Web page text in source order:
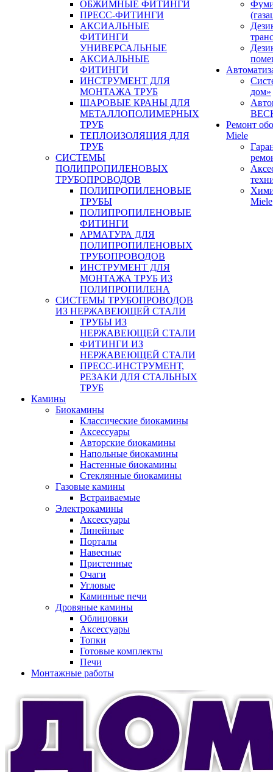
ОБЖИМНЫЕ ФИТИНГИ
ПРЕСС-ФИТИНГИ
АКСИАЛЬНЫЕ
ФИТИНГИ
УНИВЕРСАЛЬНЫЕ
АКСИАЛЬНЫЕ
ФИТИНГИ
ИНСТРУМЕНТ ДЛЯ
МОНТАЖА ТРУБ
ШАРОВЫЕ КРАНЫ ДЛЯ
МЕТАЛЛОПОЛИМЕРНЫХ
ТРУБ
ТЕПЛОИЗОЛЯЦИЯ ДЛЯ
ТРУБ
СИСТЕМЫ
ПОЛИПРОПИЛЕНОВЫХ
ТРУБОПРОВОДОВ
ПОЛИПРОПИЛЕНОВЫЕ
ТРУБЫ
ПОЛИПРОПИЛЕНОВЫЕ
ФИТИНГИ
АРМАТУРА ДЛЯ
ПОЛИПРОПИЛЕНОВЫХ
ТРУБОПРОВОДОВ
ИНСТРУМЕНТ ДЛЯ
МОНТАЖА ТРУБ ИЗ
ПОЛИПРОПИЛЕНА
СИСТЕМЫ ТРУБОПРОВОДОВ
ИЗ НЕРЖАВЕЮЩЕЙ СТАЛИ
ТРУБЫ ИЗ
НЕРЖАВЕЮЩЕЙ СТАЛИ
ФИТИНГИ ИЗ
НЕРЖАВЕЮЩЕЙ СТАЛИ
ПРЕСС-ИНСТРУМЕНТ,
РЕЗАКИ ДЛЯ СТАЛЬНЫХ
ТРУБ
Камины
Биокамины
Классические биокамины
Аксессуары
Авторские биокамины
Напольные биокамины
Настенные биокамины
Стеклянные биокамины
Газовые камины
Встраиваемые
Электрокамины
Аксессуары
Линейные
Порталы
Навесные
Пристенные
Очаги
Угловые
Каминные печи
Дровяные камины
Облицовки
Аксессуары
Топки
Готовые комплекты
Печи
Монтажные работы
дом»
Ремонт
Miele
Miele